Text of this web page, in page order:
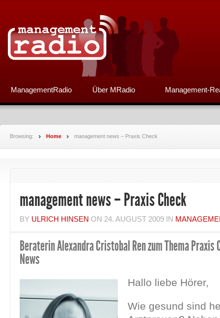
ManagementRadio Über MRadio Management-
Browsing: Home management news – Praxis Check
management news – Praxis Check
BY ULRICH HINSEN ON 24. AUGUST 2009 IN
Beraterin Alexandra Cristobal Ren zum Thema Praxis
News
Hallo liebe Hörer,
Wie gesund sind